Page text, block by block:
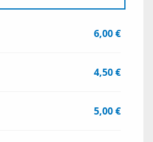
6,00 €
4,50 €
5,00 €